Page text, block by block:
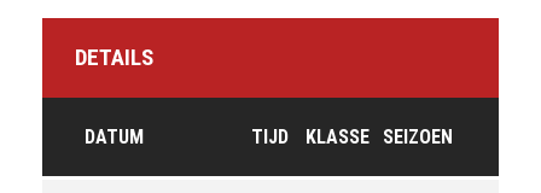
DETAILS
DATUM TIJD KLASSE SEIZOEN